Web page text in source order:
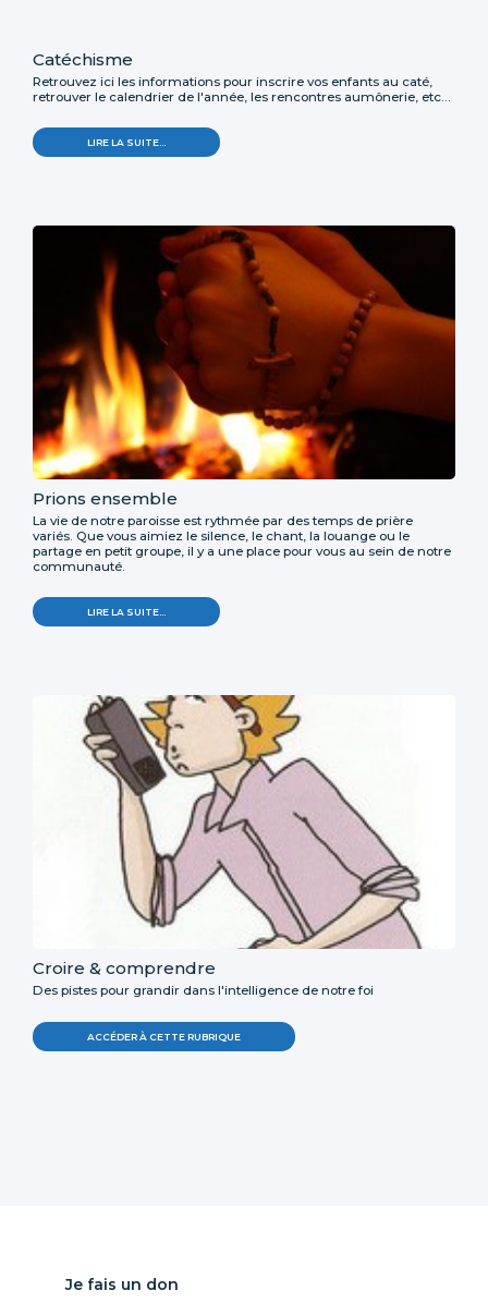
Catéchisme
Retrouvez ici les informations pour inscrire vos enfants au caté,
retrouver le calendrier de l'année, les rencontres aumônerie, etc...
LIRE LA SUITE…
Prions ensemble
La vie de notre paroisse est rythmée par des temps de prière
variés. Que vous aimiez le silence, le chant, la louange ou le
partage en petit groupe, il y a une place pour vous au sein de notre
communauté.
LIRE LA SUITE…
Croire & comprendre
Des pistes pour grandir dans l'intelligence de notre foi
ACCÉDER À CETTE RUBRIQUE
Je fais un don